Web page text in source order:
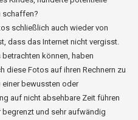
schaffen?
schließlich auch wieder von
dass das Internet nicht vergisst.
können, haben
diese Fotos auf ihren Rechnern zu
einer bewussten oder
auf nicht absehbare Zeit führen
begrenzt und sehr aufwändig